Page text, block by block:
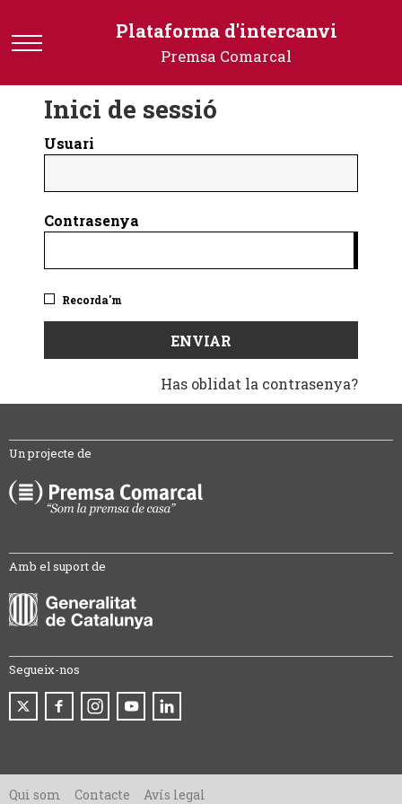
Plataforma
d'intercanvi
Plataforma d'intercanvi
Premsa Comarcal
Inici de sessió
Usuari
Contrasenya
Recorda'm
Has oblidat la contrasenya?
Un projecte de
Amb el suport de
Segueix-nos
Qui som Contacte Avís legal